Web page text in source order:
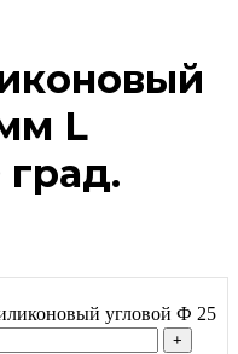
L
град.
угловой Ф 25